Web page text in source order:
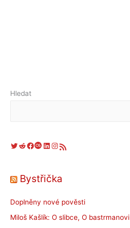
Hledat
Twitter Reddit Facebook Last.fm LinkedIn Instagram RSS zdroj
Bystřička
Doplněny nové pověsti
Miloš Kašlík: O slibce, O bastrmanovi